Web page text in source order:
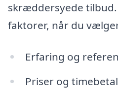
skræddersyede
faktorer, når du
Erfaring og
Priser og